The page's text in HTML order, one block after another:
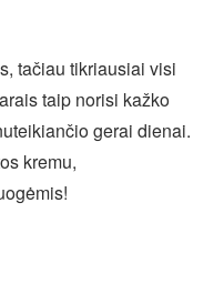
tačiau tikriausiai visi
taip norisi kažko
gerai dienai.
kremu,